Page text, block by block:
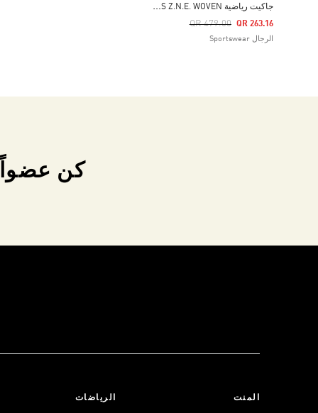
ج
اكيت رياضية ADIDAS Z.N.E. WOVEN
Price Reduced From
QR 479.00
To QR 263.16
الرجال Sportswear
كن عضواً
المنت الرياضات